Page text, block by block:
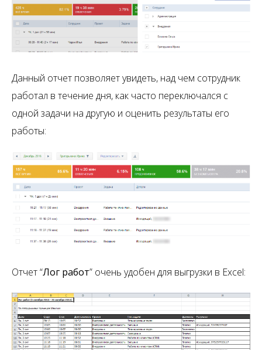
Данный отчет позволяет увидеть, над чем сотрудник
работал в течение дня, как часто переключался с
одной задачи на другую и оценить результаты его
работы:
Отчет “Лог работ” очень удобен для выгрузки в Excel: